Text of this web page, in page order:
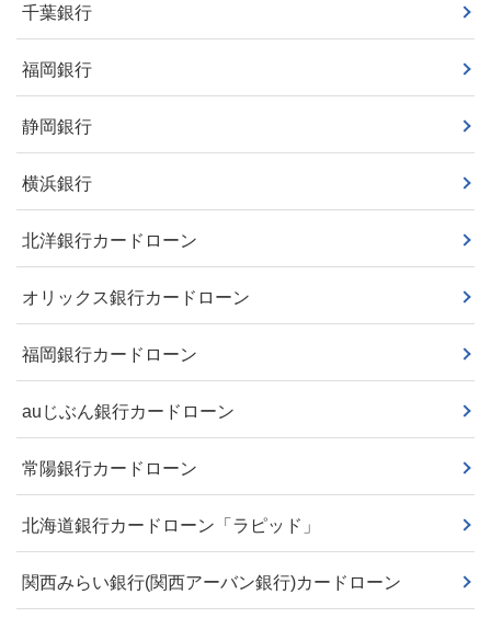
千葉銀行
福岡銀行
静岡銀行
横浜銀行
北洋銀行カードローン
オリックス銀行カードローン
福岡銀行カードローン
auじぶん銀行カードローン
常陽銀行カードローン
北海道銀行カードローン「ラピッド」
関西みらい銀行(関西アーバン銀行)カードローン